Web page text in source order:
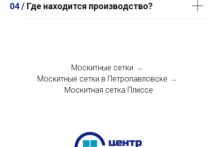
04 / Где находится производство?
Москитные сетки →
Москитные сетки в Петропавловске →
Москитная сетка Плиссе